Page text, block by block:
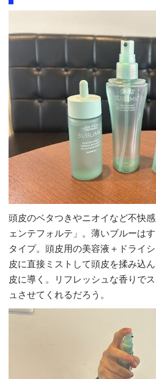
頭皮のベタつきやニオイなど不快
ェンテフォルテ」。薄いブルーは
タイプ。頭皮用の美容液＋ドライ
皮に直接ミストして頭皮を揉み込
皮に導く。リフレッシュな香りで
ュさせてくれるだろう。